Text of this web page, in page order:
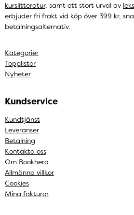
kurslitteratur, samt ett stort urval av
erbjuder fri frakt vid köp över 399 kr,
betalningsalternativ.
Kategorier
Topplistor
Nyheter
Kundservice
Kundtjänst
Leveranser
Betalning
Kontakta oss
Om Bookhero
Allmänna villkor
Cookies
Mina fakturor